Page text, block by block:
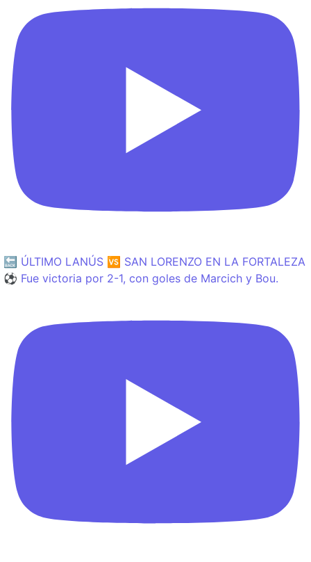
🔙 ÚLTIMO LANÚS 🆚 SAN LORENZO EN LA FORTALEZA
⚽️ Fue victoria por 2-1, con goles de Marcich y Bou.